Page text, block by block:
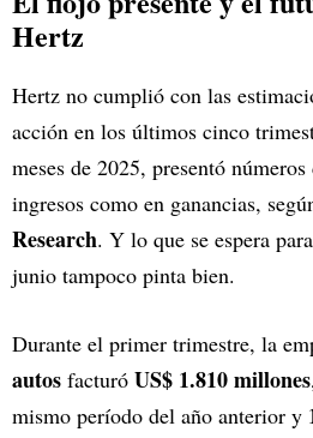
Hertz
Hertz no cumplió con las
acción en los últimos cinco
meses de 2025, presentó
ingresos como en ganancias,
Research. Y lo que se espera
junio tampoco pinta bien.
Durante el primer trimestre, la
autos facturó US$ 1.810 millones
mismo período del año anterior y